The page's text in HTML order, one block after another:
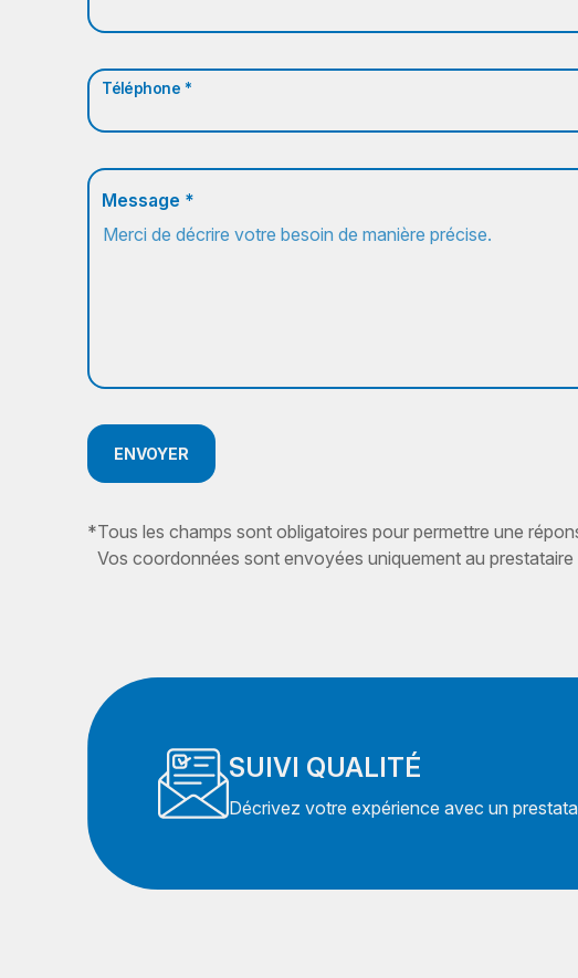
Téléphone *
Message *
ENVOYER
*Tous les champs sont obligatoires pour permettre une
Vos coordonnées sont envoyées uniquement au
SUIVI QUALITÉ
Décrivez votre expérience avec un